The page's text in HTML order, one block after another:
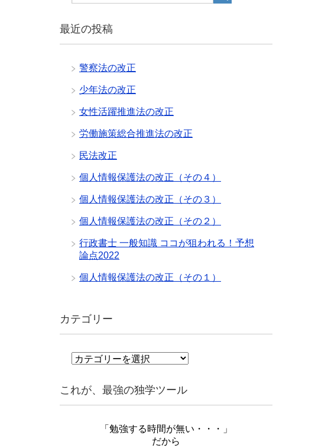
最近の投稿
警察法の改正
少年法の改正
女性活躍推進法の改正
労働施策総合推進法の改正
民法改正
個人情報保護法の改正（その４）
個人情報保護法の改正（その３）
個人情報保護法の改正（その２）
行政書士 一般知識 ココが狙われる！予想
論点2022
個人情報保護法の改正（その１）
カテゴリー
カ
リ
ー
これが、最強の独学ツール
「勉強する時間が無い・・・」
だから